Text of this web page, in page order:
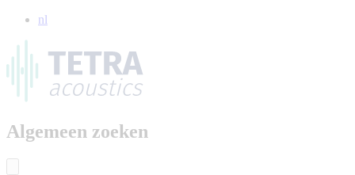
nl
Algemeen zoeken